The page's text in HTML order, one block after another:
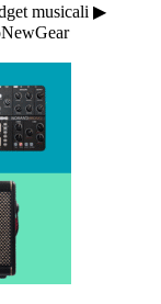
musicali ▶︎